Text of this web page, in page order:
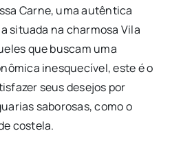
Carne, uma autêntica
situada na charmosa Vila
que buscam uma
inesquecível, este é o
seus desejos por
saborosas, como o
costela.